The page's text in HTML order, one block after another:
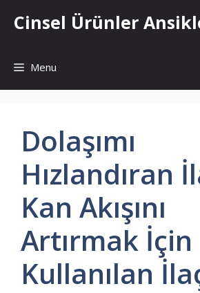
atlaCinsel Ürünler
Menu
Dolaşımı
Hızlandıran
Kan Akışını
Artırmak İçin
Kullanılan